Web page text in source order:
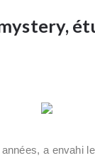
a envahi